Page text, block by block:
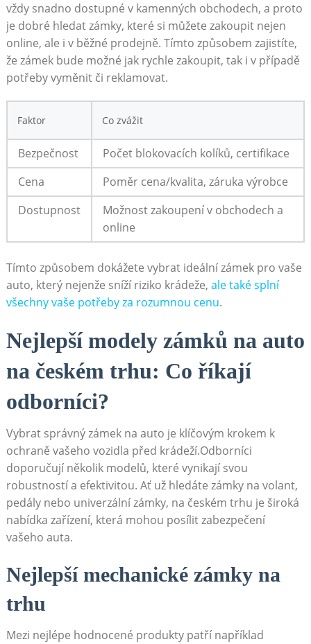
vždy snadno dostupné v kamenných obchodech, a proto
je dobré hledat zámky, které si můžete zakoupit nejen
online, ale i v běžné prodejně. Tímto způsobem zajistíte,
že zámek bude možné jak rychle zakoupit, tak i v případě
potřeby vyměnit či reklamovat.
Faktor Co zvážit
Bezpečnost
Počet blokovacích kolíků, certifikace
Cena
Poměr cena/kvalita, záruka výrobce
Dostupnost
Možnost zakoupení v obchodech a
online
Tímto způsobem dokážete vybrat ideální zámek pro vaše
auto, který nejenže sníží riziko krádeže, ale také splní
všechny vaše potřeby za rozumnou cenu.
Nejlepší modely zámků na auto
na českém trhu: Co říkají
odborníci?
Vybrat správný zámek na auto je klíčovým krokem k
ochraně vašeho vozidla před krádeží.Odborníci
doporučují několik modelů, které vynikají svou
robustností a efektivitou. Ať už hledáte zámky na volant,
pedály nebo univerzální zámky, na českém trhu je široká
nabídka zařízení, která mohou posílit zabezpečení
vašeho auta.
Nejlepší mechanické zámky na
trhu
Mezi nejlépe hodnocené produkty patří například